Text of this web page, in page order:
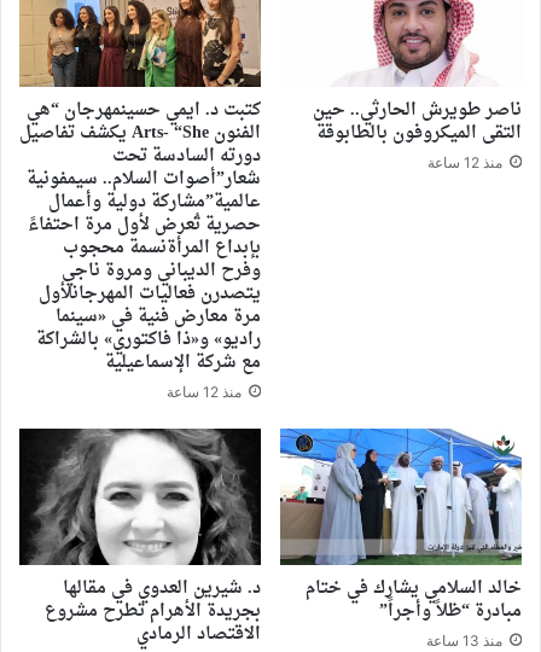
ناصر طويرش الحارثي.. حين
التقى الميكروفون بالطابوقة
منذ 12 ساعة
كتبت د. ايمي حسينمهرجان “هي
الفنون Arts- “She يكشف تفاصيل
دورته السادسة تحت
شعار”أصوات السلام.. سيمفونية
عالمية”مشاركة دولية وأعمال
حصرية تُعرض لأول مرة احتفاءً
بإبداع المرأةنسمة محجوب
وفرح الديباني ومروة ناجي
يتصدرن فعاليات المهرجانلأول
مرة معارض فنية في «سينما
راديو» و«ذا فاكتوري» بالشراكة
مع شركة الإسماعيلية
منذ 12 ساعة
خالد السلامي يشارك في ختام
مبادرة “ظلاً وأجراً”
منذ 13 ساعة
د. شيرين العدوي في مقالها
بجريدة الأهرام تطرح مشروع
الاقتصاد الرمادي